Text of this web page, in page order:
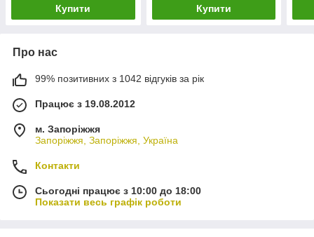
Купити Купити
Про нас
99% позитивних з 1042 відгуків за рік
Працює з 19.08.2012
м. Запоріжжя
Запоріжжя, Запоріжжя, Україна
Контакти
Сьогодні працює з 10:00 до 18:00
Показати весь графік роботи